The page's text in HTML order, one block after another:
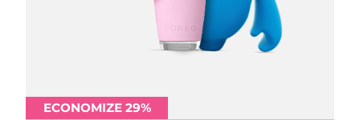
ECONOMIZE 29%
ECONOMIZE 29%
ECONOMIZE 29%